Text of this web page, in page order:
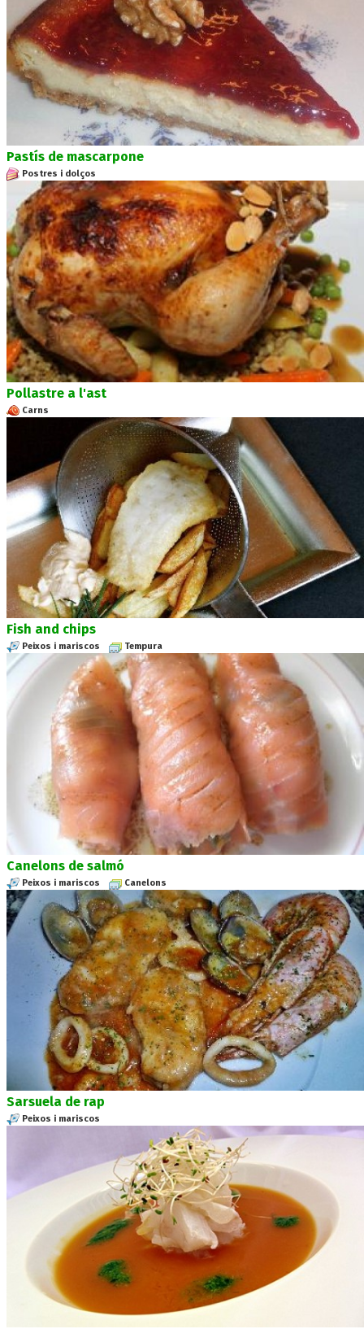
Pastís de mascarpone
Postres i dolços
Pollastre a l'ast
Carns
Fish and chips
Peixos i mariscos Tempura
Canelons de salmó
Peixos i mariscos Canelons
Sarsuela de rap
Peixos i mariscos